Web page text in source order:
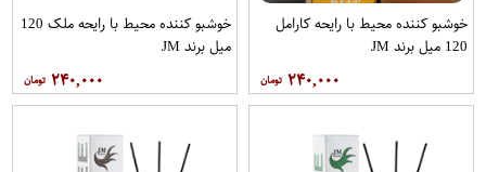
خوشبو کننده محیط با رایحه کارامل
120 میل برند JM
۲۴۰,۰۰۰
خوشبو کننده محیط با رایحه ملک 120
میل برند JM
۲۴۰,۰۰۰